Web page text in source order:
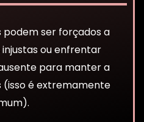
podem ser forçados a
ou enfrentar
para manter a
(isso é extremamente